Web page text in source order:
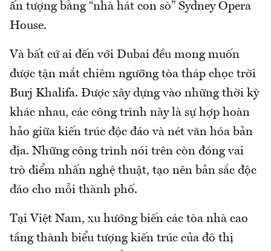
ấn tượng bằng “nhà hát con sò” Sydney Opera
House.
Và bất cứ ai đến với Dubai đều mong muốn
được tận mắt chiêm ngưỡng tòa tháp chọc trời
Burj Khalifa. Được xây dựng vào những thời kỳ
khác nhau, các công trình này là sự hợp hoàn
hảo giữa kiến trúc độc đáo và nét văn hóa bản
địa. Những công trình nói trên còn đóng vai
trò điểm nhấn nghệ thuật, tạo nên bản sắc độc
đáo cho mỗi thành phố.
Tại Việt Nam, xu hướng biến các tòa nhà cao
tầng thành biểu tượng kiến trúc của đô thị